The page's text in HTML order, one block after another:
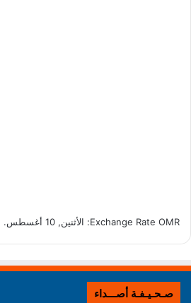
Exchange Rate OMR : الأثنين, 10 أغسطس.
صـحـيـفـة أصـــداء